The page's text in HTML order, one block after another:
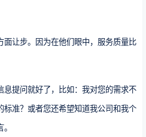
面让步。因为在他们眼中，服务质量比
提问就好了，比如：我对您的需求不
准？或者您还希望知道我公司和我个